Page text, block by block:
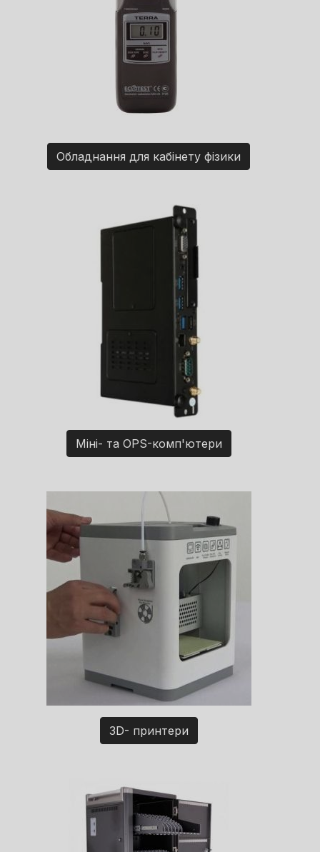
Обладнання для кабінету фізики
Міні- та OPS-комп'ютери
3D- принтери